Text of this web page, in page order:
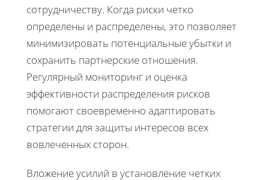
сотрудничеству. Когда риски четко
определены и распределены, это позволяет
минимизировать потенциальные убытки и
сохранить партнерские отношения.
Регулярный мониторинг и оценка
эффективности распределения рисков
помогают своевременно адаптировать
стратегии для защиты интересов всех
вовлеченных сторон.
Вложение усилий в установление четких